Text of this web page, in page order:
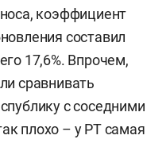
коэффициент
составил
17,6%. Впрочем,
сравнивать
с соседними
плохо – у РТ самая